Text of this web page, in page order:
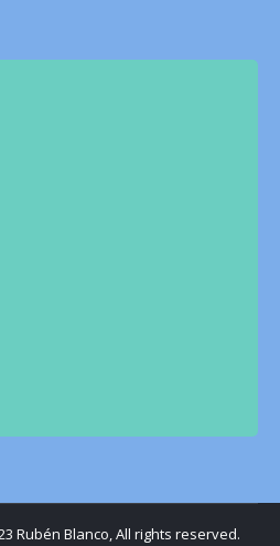
Rubén Blanco, All rights reserved.